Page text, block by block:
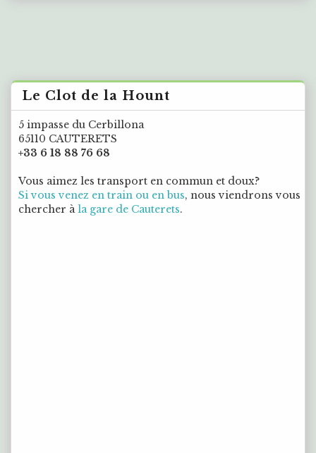
Le Clot de la Hount
5 impasse du Cerbillona
65110 CAUTERETS
+33 6 18 88 76 68
Vous aimez les transport en commun et doux?
Si vous venez en train ou en bus, nous viendrons vous
chercher àla gare de Cauterets.